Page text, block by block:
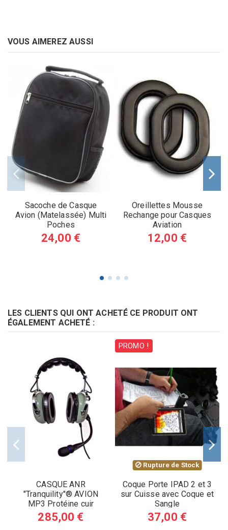
VOUS AIMEREZ AUSSI
Sacoche de Casque
Avion (Matelassée) Multi
Poches
24,00 €
Oreillettes Mousse
Rechange pour Casques
Aviation
12,00 €
LES CLIENTS QUI ONT ACHETÉ CE PRODUIT ONT
ÉGALEMENT ACHETÉ :
CASQUE ANR
"Tranquility"® AVION
MP3 Protéine cuir
285,00 €
PROMO !
Rupture de Stock
Coque Porte IPAD 2 et 3
sur Cuisse avec Coque et
Sangle
37,00 €